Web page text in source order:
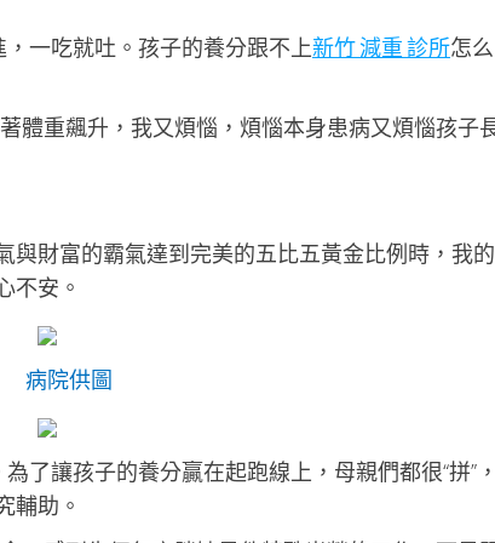
一吃就吐。孩子的養分跟不上新竹 減重 診所怎么
體重飆升，我又煩惱，煩惱本身患病又煩惱孩子
與財富的霸氣達到完美的五比五黃金比例時，我
不安。
病院供圖
了讓孩子的養分贏在起跑線上，母親們都很“拼”
輔助。